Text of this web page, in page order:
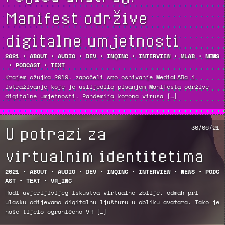
Manifest održive
digitalne umjetnosti
2021• ABOUT• AUDIO•DEV• INQINC• INTERVIEW•MLAB• NEWS
• PODCAST• TEXT
Krajem ožujka 2019. započeli smo osnivanje MediaLABa i
istraživanje koje je uslijedilo pisanjem Manifesta održive
digitalne umjetnosti. Pandemija korona virusa […]
30/06/21
U potrazi za
virtualnim identitetima
2021 • ABOUT • AUDIO • DEV • INQINC • INTERVIEW• NEWS • PODC
AST • TEXT • VR_INC
Radi uvjerljivijeg iskustva virtualne zbilje, odmah pri
ulasku odijevamo digitalnu ljušturu u obliku avatara. Iako je
naše tijelo ograničeno VR […]